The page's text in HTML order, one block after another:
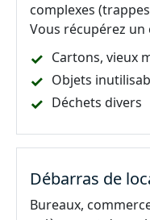
complexes
Vous récupérez
Cartons, vieux
Objets
Déchets divers
Débarras de
Bureaux,